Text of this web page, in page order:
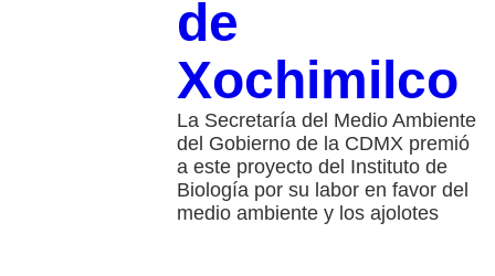
de
Xochimilco
La Secretaría del Medio Ambiente
del Gobierno de la CDMX premió
a este proyecto del Instituto de
Biología por su labor en favor del
medio ambiente y los ajolotes